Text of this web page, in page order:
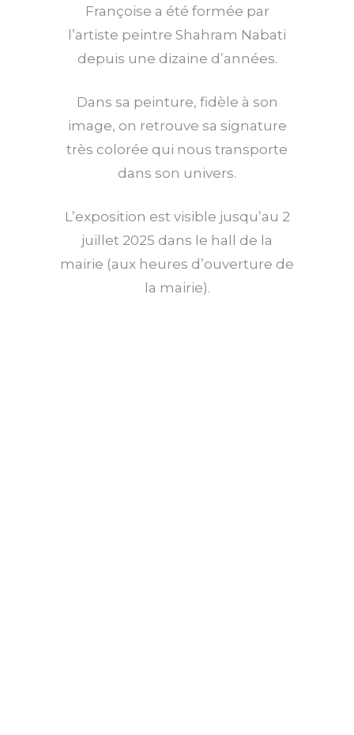
Françoise a été formée par
l’artiste peintre Shahram Nabati
depuis une dizaine d’années.
Dans sa peinture, fidèle à son
image, on retrouve sa signature
très colorée qui nous transporte
dans son univers.
L’exposition est visible jusqu’au 2
juillet 2025 dans le hall de la
mairie (aux heures d’ouverture de
la mairie).